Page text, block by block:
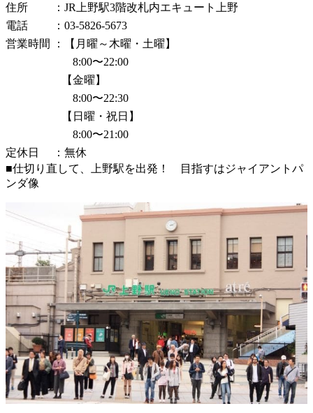
住所 ：JR上野駅3階改札内エキュート上野
電話 ：03-5826-5673
営業時間 ：【月曜～木曜・土曜】
8:00〜22:00
【金曜】
8:00〜22:30
【日曜・祝日】
8:00〜21:00
定休日 ：無休
■仕切り直して、上野駅を出発！ 目指すはジャイアントパ
ンダ像